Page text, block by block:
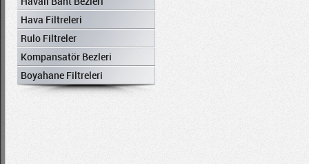
Hava Filtreleri
Rulo Filtreler
Kompansatör Bezleri
Boyahane Filtreleri